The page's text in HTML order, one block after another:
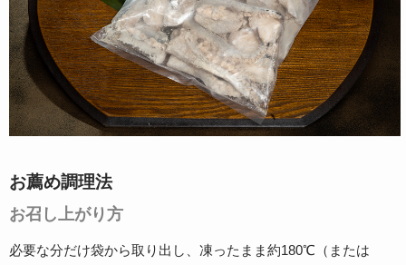
お薦め調理法
お召し上がり方
必要な分だけ袋から取り出し、凍ったまま約180℃（または